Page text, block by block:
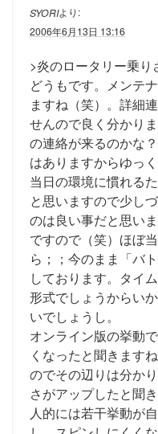
SYORIより:
2006年6月13日 13:16
>炎のロータリー乗り
どうもです。メンテ
ますね（笑）。詳細
せんので良く分かり
の連絡が来るのかな
はありますからゆっ
当日の環境に慣れる
と思いますので少し
のは良い事だと思い
ですので（笑）ほぼ
ら；；今のまま「バ
しております。タイ
形式でしょうからい
いでしょうし。
オンライン版の挙動
くなったと聞きます
のでその辺りは分か
さがアップしたと聞
人的には若干挙動が